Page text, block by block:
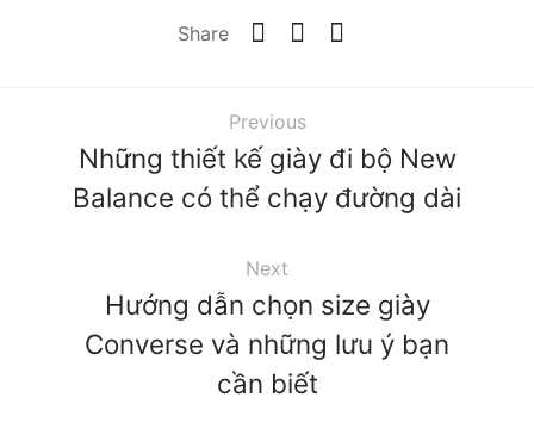
Share
Previous
Những thiết kế giày đi bộ New
Balance có thể chạy đường dài
Next
Hướng dẫn chọn size giày
Converse và những lưu ý bạn
cần biết